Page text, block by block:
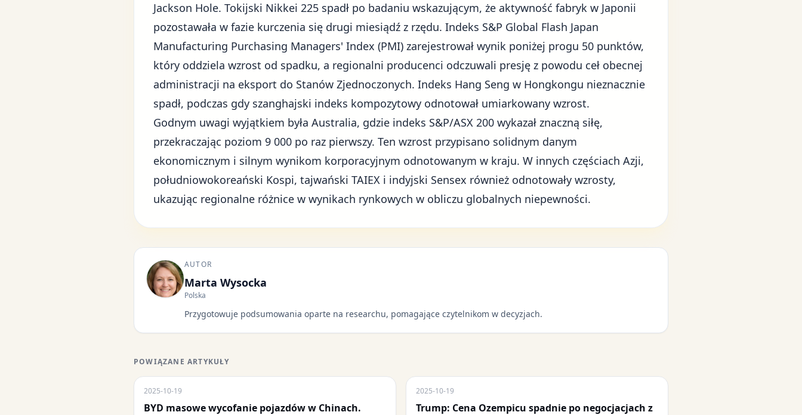
Jackson Hole. Tokijski Nikkei 225 spadł po badaniu wskazującym, że aktywność fabryk w Japonii
pozostawała w fazie kurczenia się drugi miesiądź z rzędu. Indeks S&P Global Flash Japan
Manufacturing Purchasing Managers' Index (PMI) zarejestrował wynik poniżej progu 50 punktów,
który oddziela wzrost od spadku, a regionalni producenci odczuwali presję z powodu ceł obecnej
administracji na eksport do Stanów Zjednoczonych. Indeks Hang Seng w Hongkongu nieznacznie
spadł, podczas gdy szanghajski indeks kompozytowy odnotował umiarkowany wzrost.
Godnym uwagi wyjątkiem była Australia, gdzie indeks S&P/ASX 200 wykazał znaczną siłę,
przekraczając poziom 9 000 po raz pierwszy. Ten wzrost przypisano solidnym danym
ekonomicznym i silnym wynikom korporacyjnym odnotowanym w kraju. W innych częściach Azji,
południowokoreański Kospi, tajwański TAIEX i indyjski Sensex również odnotowały wzrosty,
ukazując regionalne różnice w wynikach rynkowych w obliczu globalnych niepewności.
AUTOR
Marta Wysocka
Polska
Przygotowuje podsumowania oparte na researchu, pomagające czytelnikom w decyzjach.
POWIĄZANE ARTYKUŁY
2025-10-19
BYD masowe wycofanie pojazdów w Chinach.
2025-10-19
Trump: Cena Ozempicu spadnie po negocjacjach z